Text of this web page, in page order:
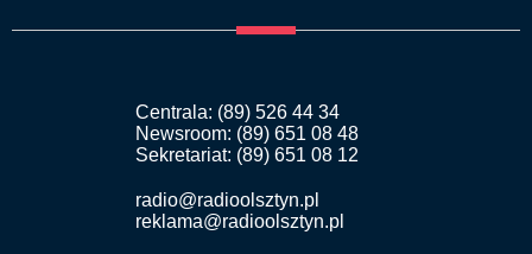
Centrala: (89) 526 44 34
Newsroom: (89) 651 08 48
Sekretariat: (89) 651 08 12
radio@radioolsztyn.pl
reklama@radioolsztyn.pl